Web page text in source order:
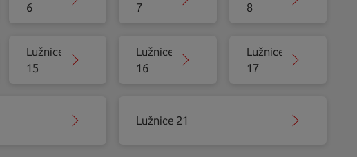
6
7
8
Lužnice
15
Lužnice
16
Lužnice
17
Lužnice 21